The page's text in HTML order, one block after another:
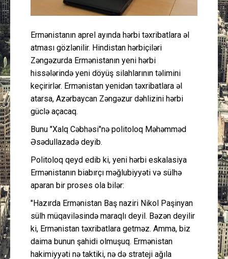
Peşə etikası
Əlaqə
Ermənistanın aprel ayında hərbi təxribatlara əl
atması gözlənilir. Hindistan hərbiçiləri
Zəngəzurda Ermənistanın yeni hərbi
hissələrində yeni döyüş silahlarının təlimini
keçirirlər. Ermənistan yenidən təxribatlara əl
atarsa, Azərbaycan Zəngəzur dəhlizini hərbi
güclə açacaq.
Bunu "Xalq Cəbhəsi"nə politoloq Məhəmməd
Əsədullazadə deyib.
Politoloq qeyd edib ki, yeni hərbi eskalasiya
Ermənistanın biabırçı məğlubiyyəti və sülhə
aparan bir proses ola bilər:
"Hazırda Ermənistan Baş naziri Nikol Paşinyan
sülh müqaviləsində maraqlı deyil. Bəzən deyilir
ki, Ermənistan təxribatlara getməz. Amma, biz
daima bunun şahidi olmuşuq. Ermənistan
hakimiyyəti nə taktiki, nə də strateji ağıla